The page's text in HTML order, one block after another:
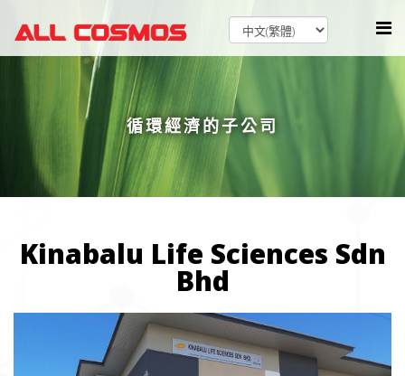
循環經濟的子公司
Kinabalu Life Sciences Sdn
Bhd